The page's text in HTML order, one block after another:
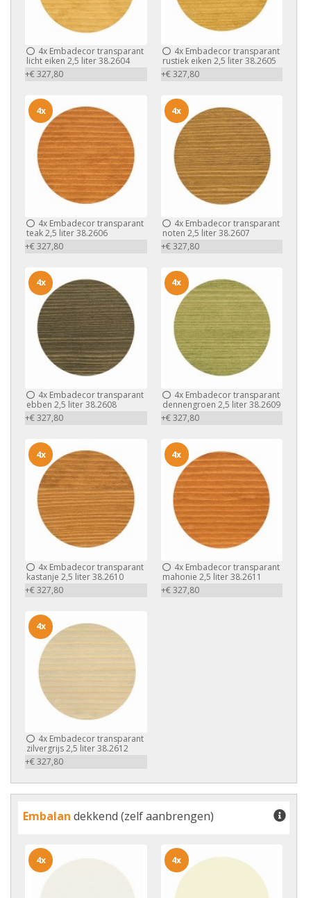
4x Embadecor transparant
licht eiken 2,5 liter 38.2604
+€ 327,80
4xEmbadecor transparant
rustiek eiken 2,5 liter 38.2605
+€ 327,80
4x Embadecor transparant
teak 2,5 liter 38.2606
+€ 327,80
4x
4xEmbadecor transparant
noten 2,5 liter 38.2607
+€ 327,80
4x
4x Embadecor transparant
ebben 2,5 liter 38.2608
+€ 327,80
4x
4xEmbadecor transparant
dennengroen 2,5 liter 38.2609
+€ 327,80
4x
4x Embadecor transparant
kastanje 2,5 liter 38.2610
+€ 327,80
4x
4xEmbadecor transparant
mahonie 2,5 liter 38.2611
+€ 327,80
4x
4x Embadecor transparant
zilvergrijs 2,5 liter 38.2612
+€ 327,80
4x
Embalan dekkend (zelf aanbrengen)
4x 4x